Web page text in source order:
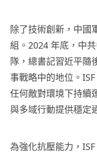
除了技術創新，中國
組。2024 年底，中
隊，總書記習近平隨
事戰略中的地位。
任何敵對環境下持續
與多域行動提供穩定
為強化抗壓能力，